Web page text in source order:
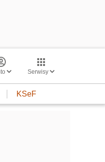
Serwisy
KSeF